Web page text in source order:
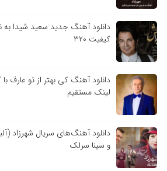
دانلود آهنگ جدید سعید شیدا
کیفیت ۳۲۰
دانلود آهنگ کی بهتر از تو عارف
لینک مستقیم
دانلود آهنگ‌های سریال شهرزاد
و سینا سرلک